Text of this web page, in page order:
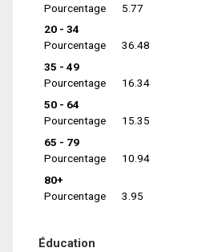
Pourcentage
5.77
20 - 34
Pourcentage
36.48
35 - 49
Pourcentage
16.34
50 - 64
Pourcentage
15.35
65 - 79
Pourcentage
10.94
80+
Pourcentage
3.95
Éducation